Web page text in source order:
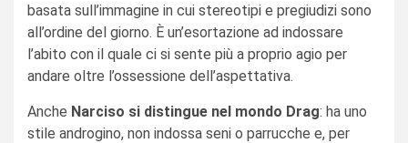
basata sull’immagine in cui stereotipi e pregiudizi sono
all’ordine del giorno. È un’esortazione ad indossare
l’abito con il quale ci si sente più a proprio agio per
andare oltre l’ossessione dell’aspettativa.
Anche Narciso si distingue nel mondo Drag: ha uno
stile androgino, non indossa seni o parrucche e, per